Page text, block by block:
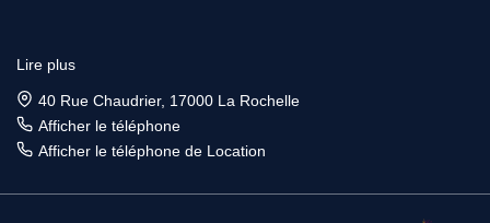
Lire plus
40 Rue Chaudrier, 17000 La Rochelle
Afficher le téléphone
Afficher le téléphone de Location